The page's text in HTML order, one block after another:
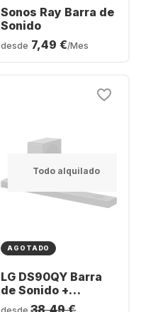
Sonos Ray Barra de
Sonido
desde 7,49 €/Mes
Todo alquilado
AGOTADO
LG DS90QY Barra
de Sonido +
Subwofer
38,49 €